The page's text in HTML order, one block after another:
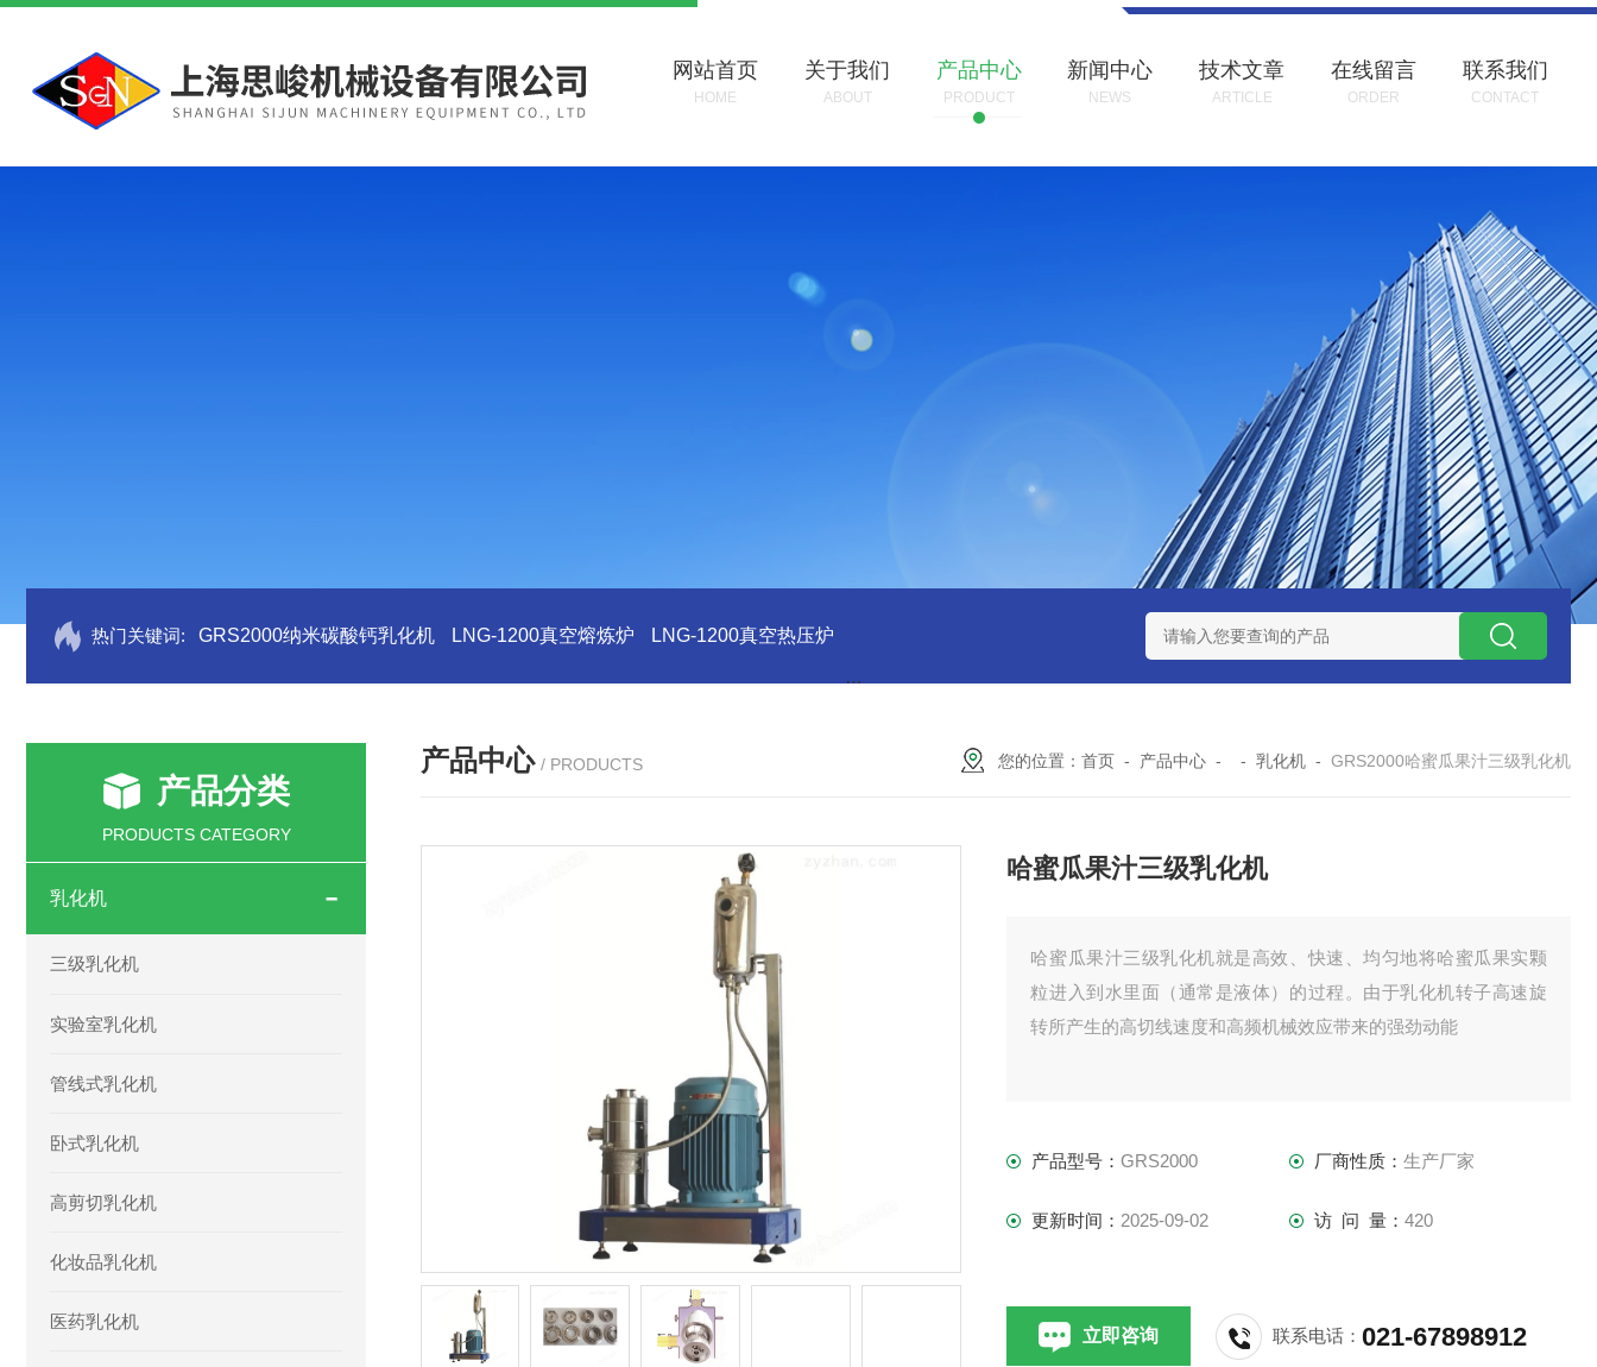
网站首页
HOME
关于我们
ABOUT
产品中心
PRODUCT
新闻中心
NEWS
技术文章
ARTICLE
在线留言
ORDER
联系我们
CONTACT
热门关键词: GRS2000纳米碳酸钙乳化机 LNG-1200真空熔炼炉 LNG-1200真空热压炉 LNHZ-1200碳包覆回转炉 LNHZ-1200可倾斜式回转炉
产品分类
PRODUCTS CATEGORY
乳化机
三级乳化机
实验室乳化机
管线式乳化机
卧式乳化机
高剪切乳化机
化妆品乳化机
医药乳化机
产品中心 / PRODUCTS 您的位置： 首页 - 产品中心 - - 乳化机 - GRS2000哈蜜瓜果汁三级乳化机
哈蜜瓜果汁三级乳化机
哈蜜瓜果汁三级乳化机就是高效、快速、均匀地将哈蜜瓜果实颗
粒进入到水里面（通常是液体）的过程。由于乳化机转子高速旋
转所产生的高切线速度和高频机械效应带来的强劲动能
产品型号：GRS2000 厂商性质： 生产厂家
更新时间： 2025-09-02 访 问 量： 420
立即咨询 联系电话：021-67898912